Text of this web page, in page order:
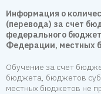
Информация о
(перевода) за счет
федерального
Федерации, местных
Обучение за счет
бюджета, бюджетов
местных бюджетов не